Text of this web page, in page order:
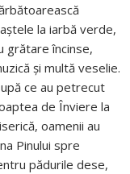
la iarbă verde,
grătare încinse,
și multă veselie.
ce au petrecut
de Înviere la
oamenii au
Pinului spre
pădurile dese,